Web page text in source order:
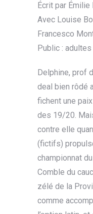
Écrit par
Avec Louise
Francesco
Public :
Delphine, prof
deal bien rôdé
fichent une
des 19/20.
contre elle
(fictifs)
championnat
Comble du
zélé de la
comme